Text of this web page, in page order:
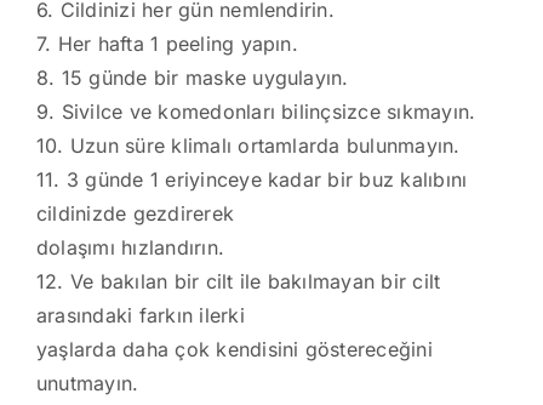
6. Cildinizi her gün nemlendirin.
7. Her hafta 1 peeling yapın.
8. 15 günde bir maske uygulayın.
9. Sivilce ve komedonları bilinçsizce sıkmayın.
10. Uzun süre klimalı ortamlarda bulunmayın.
11. 3 günde 1 eriyinceye kadar bir buz kalıbını
cildinizde gezdirerek
dolaşımı hızlandırın.
12. Ve bakılan bir cilt ile bakılmayan bir cilt
arasındaki farkın ilerki
yaşlarda daha çok kendisini göstereceğini
unutmayın.